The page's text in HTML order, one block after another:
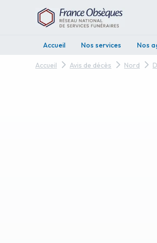
Accueil Nos services Nos
Accueil Avis de décès Nord